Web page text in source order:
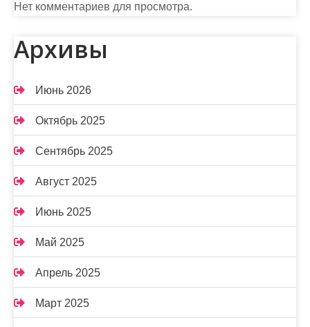
Нет комментариев для просмотра.
Архивы
Июнь 2026
Октябрь 2025
Сентябрь 2025
Август 2025
Июнь 2025
Май 2025
Апрель 2025
Март 2025